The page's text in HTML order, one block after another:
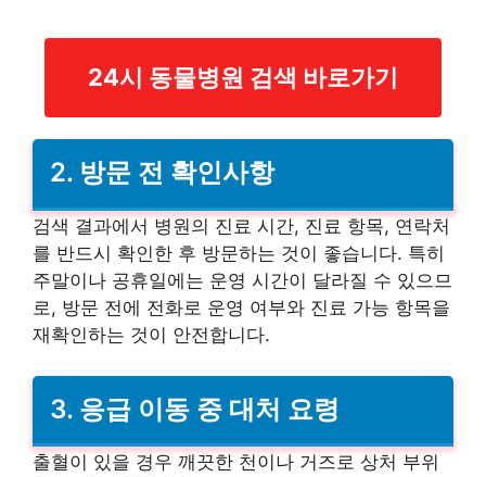
24시 동물병원 검색 바로가기
2. 방문 전 확인사항
검색 결과에서 병원의 진료 시간, 진료 항목, 연락처
를 반드시 확인한 후 방문하는 것이 좋습니다. 특히
주말이나 공휴일에는 운영 시간이 달라질 수 있으므
로, 방문 전에 전화로 운영 여부와 진료 가능 항목을
재확인하는 것이 안전합니다.
3. 응급 이동 중 대처 요령
출혈이 있을 경우 깨끗한 천이나 거즈로 상처 부위